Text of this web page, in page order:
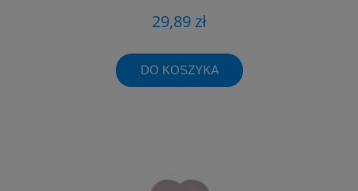
29,89 zł
DO KOSZYKA